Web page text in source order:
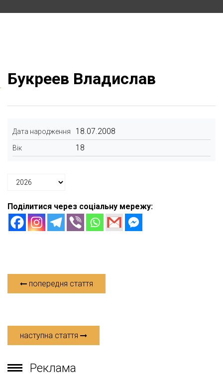
Букреев Владислав
Дата народження 18.07.2008
Вік 18
Поділитися через соціальну мережу:
попередня стаття
наступна стаття
Реклама